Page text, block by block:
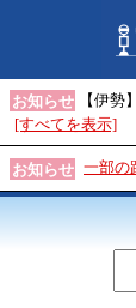
お知らせ
【伊
[すべてを表示]
お知らせ 一部の